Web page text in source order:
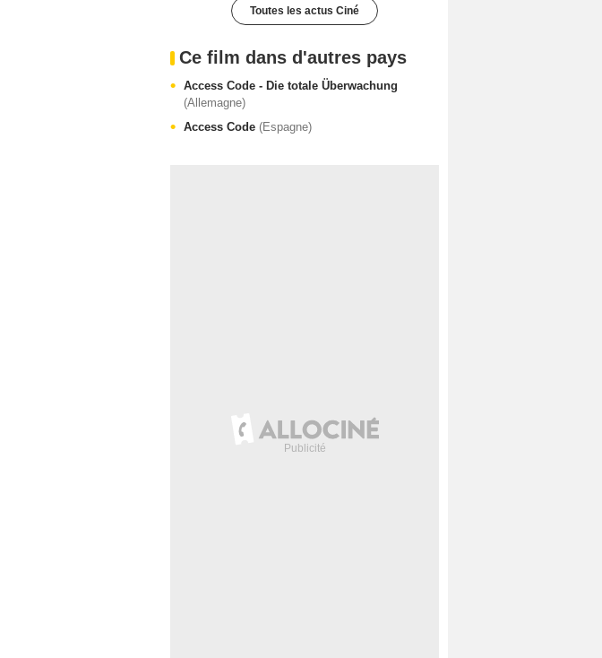
Toutes les actus Ciné
Ce film dans d'autres pays
Access Code - Die totale Überwachung
(Allemagne)
Access Code (Espagne)